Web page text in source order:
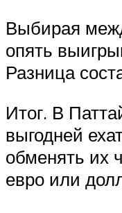
Выбирая
опять
Разница
Итог. В
выгодней
обменять их
евро или